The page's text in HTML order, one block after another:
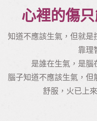
心裡的傷
知道不應該生氣，但就
靠理
是誰在生氣，是腦
腦子知道不應該生氣，
舒服，火已上